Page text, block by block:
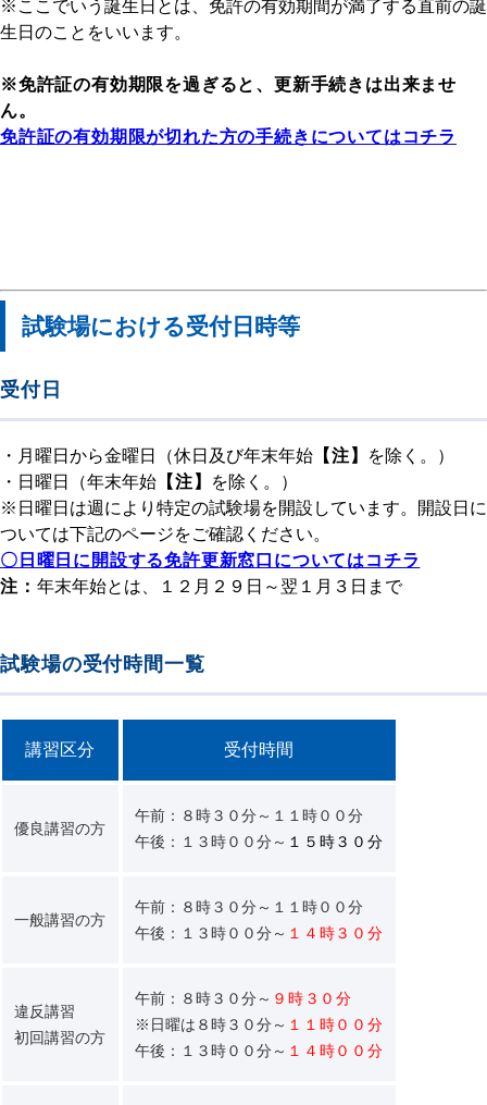
※ここでいう誕生日とは、免許の有効期間が満了する直前の誕
生日のことをいいます。
※免許証の有効期限を過ぎると、更新手続きは出来ませ
ん。
免許証の有効期限が切れた方の手続きについてはコチラ
試験場における受付日時等
受付日
・月曜日から金曜日（休日及び年末年始 【注】 を除く。）
・日曜日（年末年始 【注】 を除く。）
※日曜日は週により特定の試験場を開設しています。開設日に
ついては下記のページをご確認ください。
〇日曜日に開設する免許更新窓口についてはコチラ
注： 年末年始とは、１２月２９日～翌１月３日まで
試験場の受付時間一覧
講習区分 受付時間
優良講習の方
午前：８時３０分～１１時００分
午後：１３時００分～ １５時３０分
一般講習の方
午前：８時３０分～１１時００分
午後：１３時００分～ １４時３０分
違反講習
初回講習の方
午前：８時３０分～ ９時３０分
※日曜は８時３０分～ １１時００分
午後：１３時００分～ １４時００分